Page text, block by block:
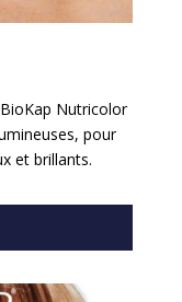
Nutricolor
pour
et brillants.